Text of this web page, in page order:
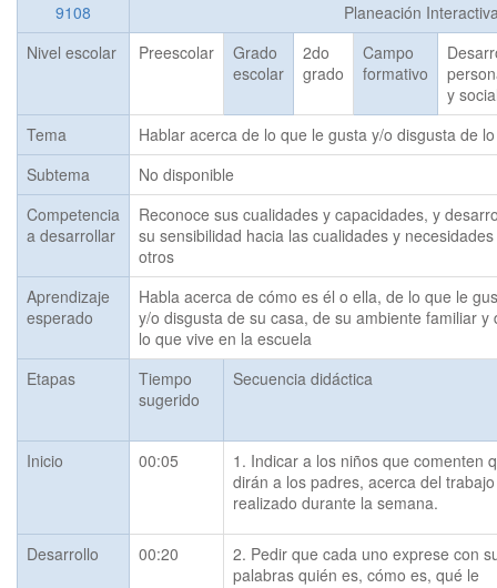
9108
Planeación
Nivel escolar
Preescolar
Grado
escolar
2do
grado
Campo
formativo
y
Tema
Hablar acerca de lo que le gusta y/o disgusta de
Subtema
No disponible
Competencia
a desarrollar
Reconoce sus cualidades y capacidades, y
su sensibilidad hacia las cualidades y
otros
Aprendizaje
esperado
Habla acerca de cómo es él o ella, de lo que le
y/o disgusta de su casa, de su ambiente familiar y
lo que vive en la escuela
Etapas
Tiempo
sugerido
Secuencia didáctica
Inicio 00:05
1. Indicar a los niños que comenten
dirán a los padres, acerca del trabajo
realizado durante la semana.
Desarrollo 00:20
2. Pedir que cada uno exprese con
palabras quién es, cómo es, qué le